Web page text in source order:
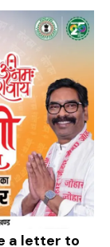
a letter to